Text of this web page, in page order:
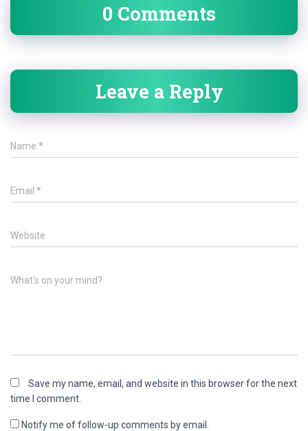
0 Comments
Leave a Reply
Name *
Email *
Website
What's on your mind?
Save my name, email, and website in this browser for the next
time I comment.
Notify me of follow-up comments by email.